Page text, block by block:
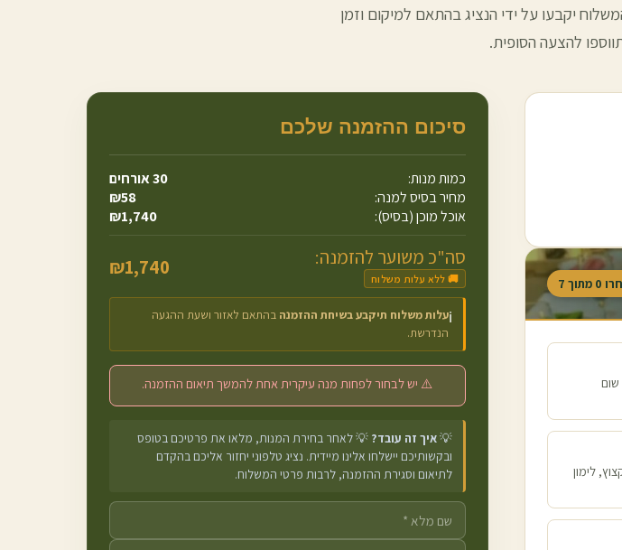
יקבעו על ידי הנציג בהתאם למיקום וזמן
להצעה הסופית.
0 מתוך 7
שום
לימון
סיכום ההזמנה שלכם
כמות מנות: 30אורחים
מחיר בסיס למנה:
₪58
אוכל מוכן (בסיס):
₪1,740
סה"כ משוער להזמנה:
🚚 ללא עלות משלוח ₪1,740
ℹ️עלות משלוח תיקבע בשיחת ההזמנה בהתאם לאזור ושעת ההגעה
הנדרשת.
⚠️ יש לבחור לפחות מנה עיקרית אחת להמשך תיאום ההזמנה.
💡איך זה עובד? 💡 לאחר בחירת המנות, מלאו את פרטיכם בטופס
ובקשותיכם יישלחו אלינו מיידית. נציג טלפוני יחזור אליכם בהקדם
לתיאום וסגירת ההזמנה, לרבות פרטי המשלוח.